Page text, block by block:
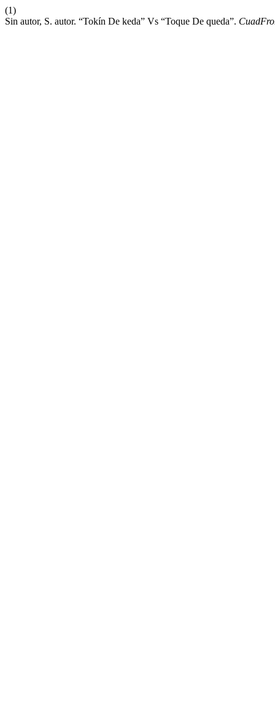
(1)
Sin autor, S. autor. “Tokín De keda” Vs “Toque De queda”.